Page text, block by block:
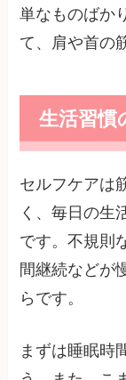
単なものばか
て、肩や首の
生活習慣
セルフケアは
く、毎日の生
です。不規則
間継続などが
らです。
まずは睡眠時